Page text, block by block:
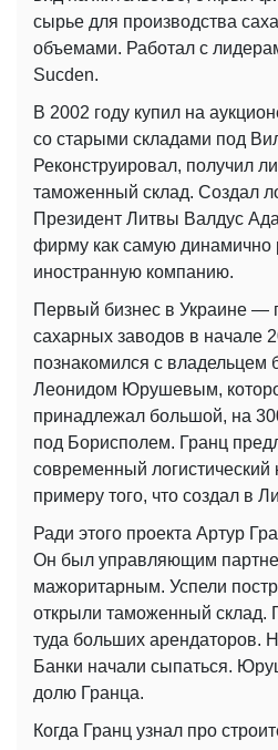
сырье для производства
объемами. Работал с
Sucden.
В 2002 году купил на
со старыми складами под
Реконструировал, получил
таможенный склад. Создал
Президент Литвы Валдус
фирму как самую
иностранную компанию.
Первый бизнес в Украине —
сахарных заводов в начале
познакомился с владельцем
Леонидом Юрушевым,
принадлежал большой, на
под Борисполем. Гранц
современный
примеру того, что создал в
Ради этого проекта Артур
Он был управляющим
мажоритарным. Успели
открыли таможенный склад.
туда больших арендаторов.
Банки начали сыпаться.
долю Гранца.
Когда Гранц узнал про